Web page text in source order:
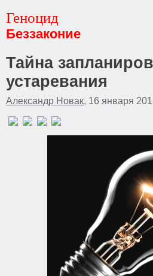
Геноцид
Беззаконие
Тайна
устаревания
Александр Новак, 16 января